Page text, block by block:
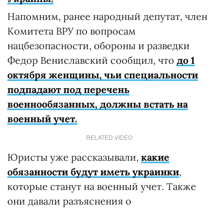
Напомним, ранее народный депутат, член
Комитета ВРУ по вопросам
нацбезопасности, обороны и разведки
Федор Вениславский сообщил, что до 1
октября женщины, чьи специальности
подпадают под перечень
военнообязанных, должны встать на
военный учет.
RELATED VIDEO
Юристы уже рассказывали, какие
обязанности будут иметь украинки,
которые станут на военный учет. Также
они давали разъяснения о